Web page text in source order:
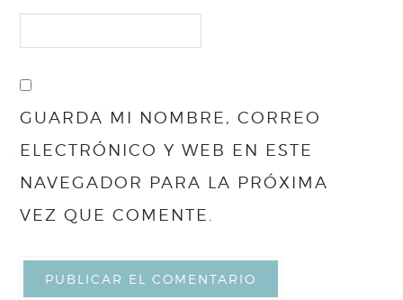
GUARDA MI NOMBRE, CORREO
ELECTRÓNICO Y WEB EN ESTE
NAVEGADOR PARA LA PRÓXIMA
VEZ QUE COMENTE.